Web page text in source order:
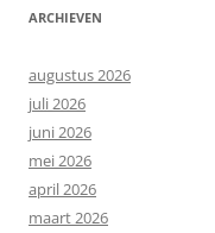
ARCHIEVEN
augustus 2026
juli 2026
juni 2026
mei 2026
april 2026
maart 2026